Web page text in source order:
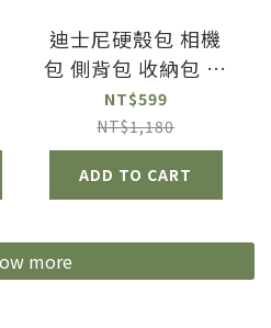
迪士尼硬殼包 相機
包 側背包 收納包 盥
洗包(史迪奇/玩具總
動員/維尼/奇奇蒂
蒂/米奇)
NT$599
NT$1,180
ADD TO CART
more